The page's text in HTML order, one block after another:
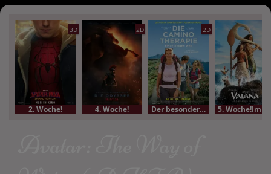
3D
2. Woche!
2D
4. Woche!
2D
Der besondere Film